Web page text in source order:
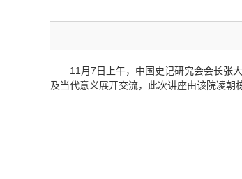
11月7日上午，中国史记研究会会长张
及当代意义展开交流，此次讲座由该院凌朝